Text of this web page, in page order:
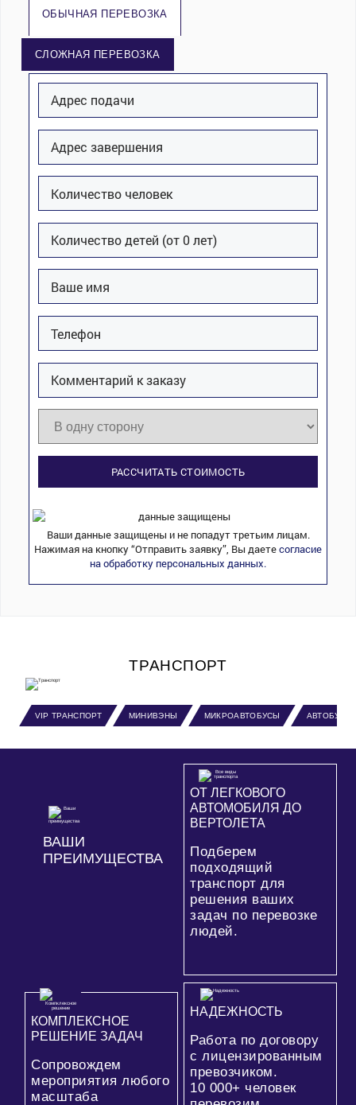
ОБЫЧНАЯ ПЕРЕВОЗКА
СЛОЖНАЯ ПЕРЕВОЗКА
РАССЧИТАТЬ СТОИМОСТЬ
Ваши данные защищены и не попадут третьим лицам.
Нажимая на кнопку “Отправить заявку”, Вы даетесогласие
на обработку персональных данных.
ТРАНСПОРТ
VIP ТРАНСПОРТ МИНИВЭНЫ МИКРОАВТОБУСЫ АВТОБУСЫ
ВАШИ
ПРЕИМУЩЕСТВА
ОТ ЛЕГКОВОГО
АВТОМОБИЛЯ ДО
ВЕРТОЛЕТА
Подберем
подходящий
транспорт для
решения ваших
задач по перевозке
людей.
КОМПЛЕКСНОЕ
РЕШЕНИЕ ЗАДАЧ
Сопровождем
мероприятия любого
масштаба
НАДЕЖНОСТЬ
Работа по договору
с лицензированным
превозчиком.
10 000+ человек